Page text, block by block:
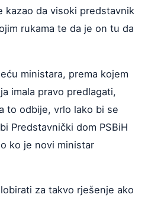
kazao da visoki predstavnik
rukama te da je on tu da
ministara, prema kojem
imala pravo predlagati,
to odbije, vrlo lako bi se
Predstavnički dom PSBiH
ko je novi ministar
za takvo rješenje ako